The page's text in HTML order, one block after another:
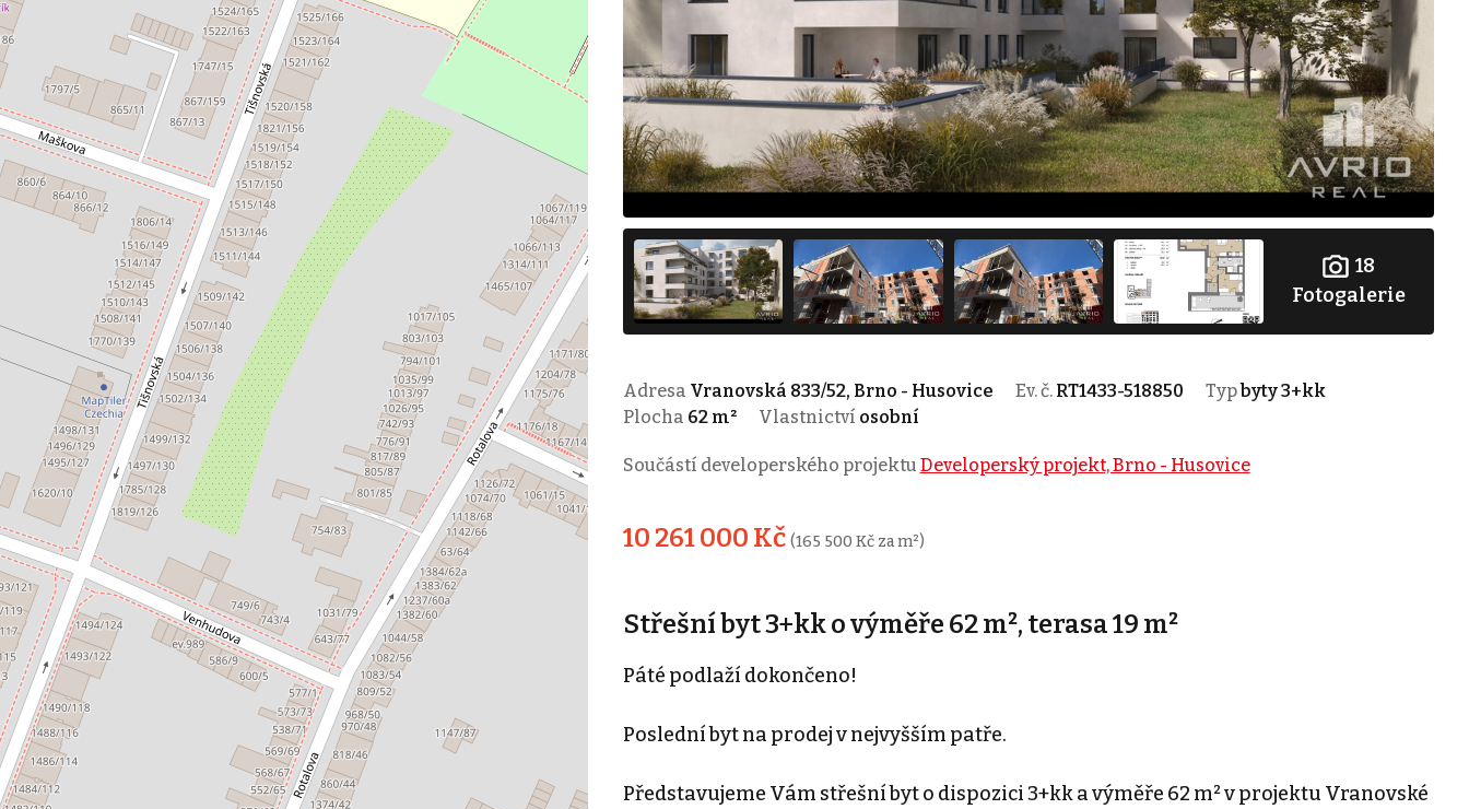
18
Fotogalerie
Adresa Vranovská 833/52, Brno - Husovice Ev. č. RT1433-518850 Typbyty 3+kk
Plocha 62 m² Vlastnictví osobní
Součástí developerského projektu Developerský projekt, Brno - Husovice
10 261 000 Kč (165 500 Kč za m²)
Střešní byt 3+kk o výměře 62 m², terasa 19 m²
Páté podlaží dokončeno!
Poslední byt na prodej v nejvyšším patře.
Představujeme Vám střešní byt o dispozici 3+kk a výměře 62 m² v projektu Vranovské